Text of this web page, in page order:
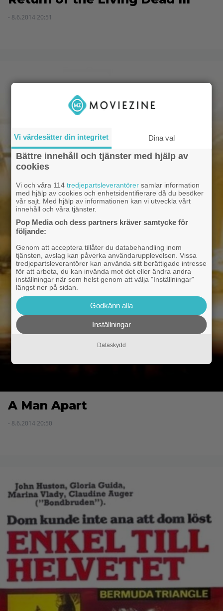
- 8.6.2014 20:51
A Man Apart
- 8.6.2014 20:50
Vi värdesätter din integritet Dina val
Bättre innehåll och tjänster med hjälp av
cookies
Vi och våra 114tredjepartsleverantörer samlar information
med hjälp av cookies och enhetsidentifierare då du besöker
vår sajt. Med hjälp av informationen kan vi utveckla vårt
innehåll och våra tjänster.
Pop Media och dess partners kräver samtycke för
följande:
Genom att acceptera tillåter du databehandling inom
tjänsten, avslag kan påverka användarupplevelsen. Vissa
tredjepartsleverantörer kan använda sitt berättigade intresse
för att arbeta, du kan invända mot det eller ändra andra
inställningar när som helst genom att välja "Inställningar"
längst ner på sidan.
Godkänn alla
Inställningar
Dataskydd